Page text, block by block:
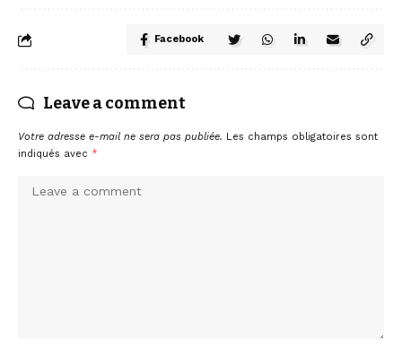
Facebook
Leave a comment
Votre adresse e-mail ne sera pas publiée. Les champs obligatoires sont
indiqués avec *